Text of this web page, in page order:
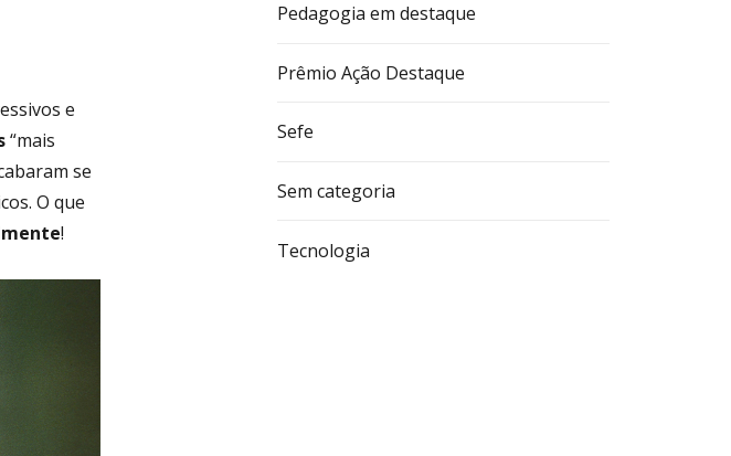
e
“mais
se
O que
!
Pedagogia em destaque
Prêmio Ação Destaque
Sefe
Sem categoria
Tecnologia